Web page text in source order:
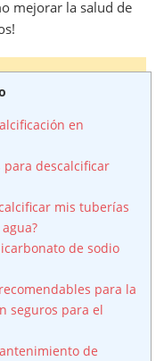
mejorar la salud de
en
para descalcificar
mis tuberías
de sodio
para la
seguros para el
de